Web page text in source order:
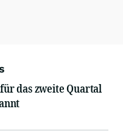
das zweite Quartal